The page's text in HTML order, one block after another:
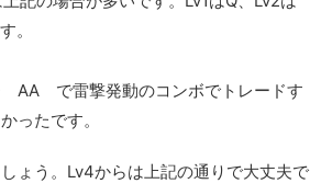
。
で雷撃発動のコンボでトレードす
ったです。
ょう。Lv4からは上記の通りで大丈夫で